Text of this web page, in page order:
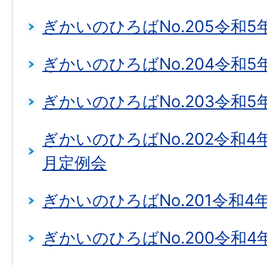
ぎかいのひろばNo.205令和5
ぎかいのひろばNo.204令和5
ぎかいのひろばNo.203令和5
ぎかいのひろばNo.202令和4
月定例会
ぎかいのひろばNo.201令和4
ぎかいのひろばNo.200令和4